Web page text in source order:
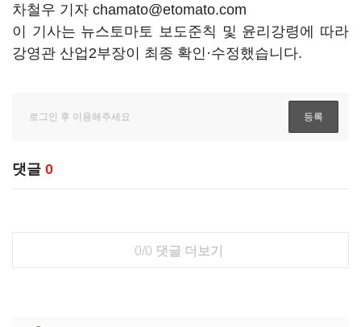
차철우 기자 chamato@etomato.com
이 기사는 뉴스토마토 보도준칙 및 윤리강령에 따라
강영관 산업2부장이 최종 확인·수정했습니다.
댓글 0
0/0 댓글 더보기